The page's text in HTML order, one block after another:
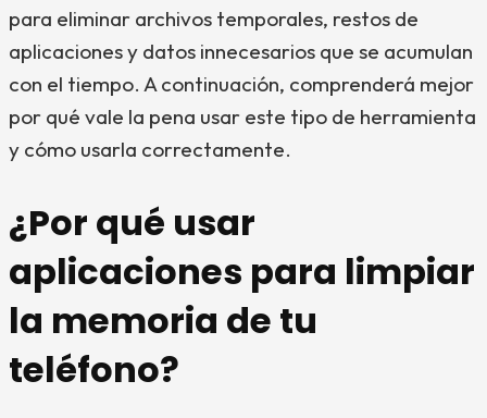
para eliminar archivos temporales, restos de
aplicaciones y datos innecesarios que se acumulan
con el tiempo. A continuación, comprenderá mejor
por qué vale la pena usar este tipo de herramienta
y cómo usarla correctamente.
¿Por qué usar
aplicaciones para limpiar
la memoria de tu
teléfono?